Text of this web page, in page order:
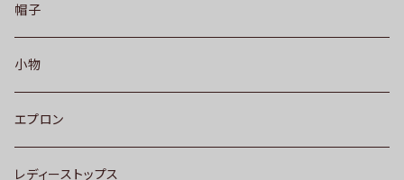
帽子
小物
エプロン
レディーストップス